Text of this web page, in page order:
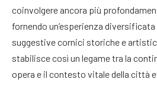
coinvolgere ancora più
fornendo un’esperienza diversificata
suggestive cornici storiche e
stabilisce così un legame tra la
opera e il contesto vitale della città